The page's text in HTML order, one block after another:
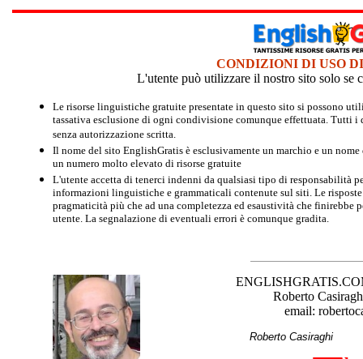
CONDIZIONI DI USO
L'utente può utilizzare il nostro sito solo se
Le risorse linguistiche gratuite presentate in questo sito si possono
tassativa esclusione di ogni condivisione comunque effettuata. Tutti
senza autorizzazione scritta.
Il nome del sito EnglishGratis è esclusivamente un marchio e un
un numero molto elevato di risorse gratuite
L'utente accetta di tenerci indenni da qualsiasi tipo di responsabilità
informazioni linguistiche e grammaticali contenute sul siti. Le
pragmaticità più che ad una completezza ed esaustività che finirebbe
utente. La segnalazione di eventuali errori è comunque gradita.
Roberto
email:
Roberto